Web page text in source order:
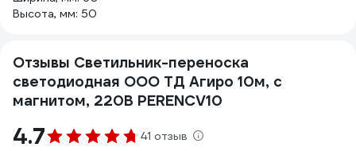
Высота, мм: 50
Отзывы Светильник-переноска
светодиодная ООО ТД Агиро 10м, с
магнитом, 220В PERENCV10
4.7 41 отзыв